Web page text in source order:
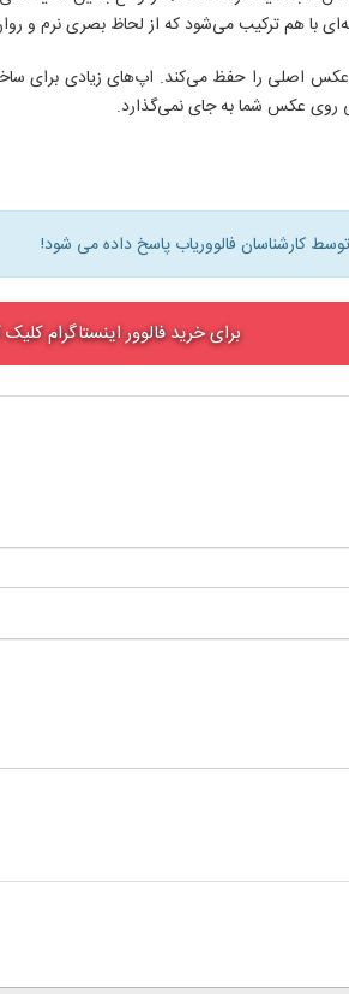
با هم ترکیب می‌شود که از لحاظ بصری نرم و
توسط کارشناسان فالووریاب پاسخ داده می شود!
برای خرید فالوور اینستاگرام کلیک